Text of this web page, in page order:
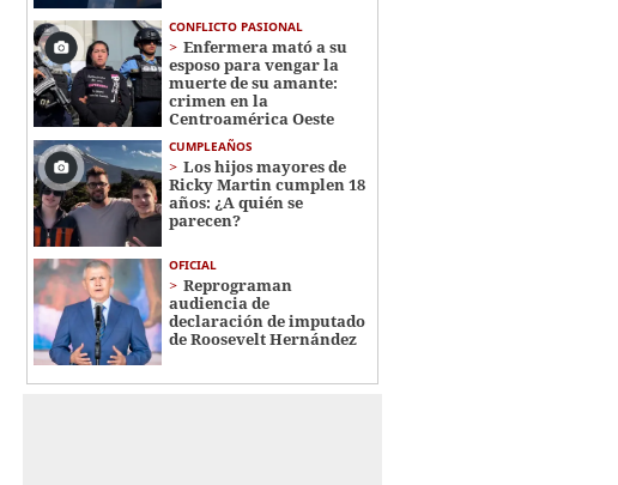
CONFLICTO PASIONAL
Enfermera mató a su
esposo para vengar la
muerte de su amante:
crimen en la
Centroamérica Oeste
CUMPLEAÑOS
Los hijos mayores de
Ricky Martin cumplen 18
años: ¿A quién se
parecen?
OFICIAL
Reprograman
audiencia de
declaración de imputado
de Roosevelt Hernández